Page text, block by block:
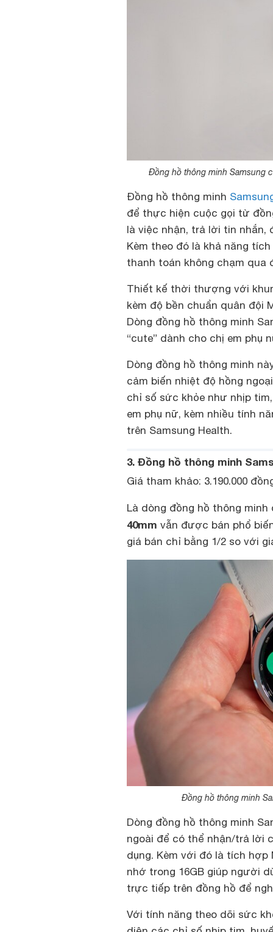
Đồng hồ thông minh Samsung
Đồng hồ thông minh
để thực hiện cuộc gọi từ
là việc nhận, trả lời tin nhắn,
Kèm theo đó là khả năng
thanh toán không chạm qua
Thiết kế thời thượng với
kèm độ bền chuẩn quân đội
Dòng đồng hồ thông minh
“cute” dành cho chị em phụ
Dòng đồng hồ thông minh
cảm biến nhiệt độ hồng
chỉ số sức khỏe như nhịp
em phụ nữ, kèm nhiều tính
trên Samsung Health.
3. Đồng hồ thông minh
Giá tham khảo: 3.190.000
Là dòng đồng hồ thông
40mm vẫn được bán phổ
giá bán chỉ bằng 1/2 so với
Đồng hồ thông minh
Dòng đồng hồ thông minh
ngoài để có thể nhận/trả lời
dụng. Kèm với đó là tích hợp
nhớ trong 16GB giúp người
trực tiếp trên đồng hồ để
Với tính năng theo dõi sức